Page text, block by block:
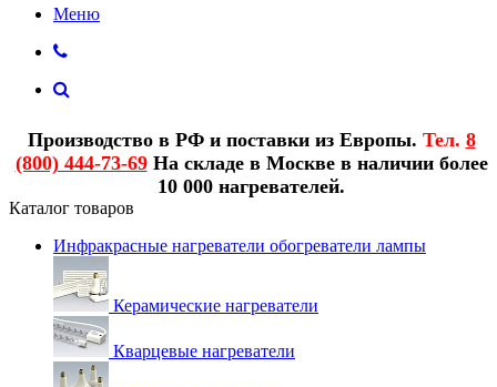
Меню
Производство в РФ и поставки из Европы. Тел. 8
(800) 444-73-69На складе в Москве в наличии более
10 000 нагревателей.
Каталог товаров
Инфракрасные нагреватели обогреватели лампы
Керамические нагреватели
Кварцевые нагреватели